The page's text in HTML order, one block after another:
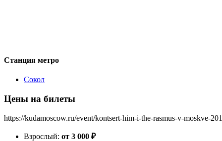
Станция метро
Сокол
Цены на билеты
https://kudamoscow.ru/event/kontsert-him-i-the-rasmus-v-moskve-
Взрослый: от 3 000 ₽